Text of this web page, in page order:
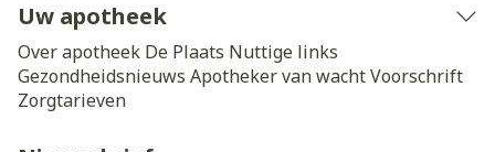
Uw apotheek
Over apotheek De Plaats Nuttige links
Gezondheidsnieuws Apotheker van wachtVoorschrift
Zorgtarieven